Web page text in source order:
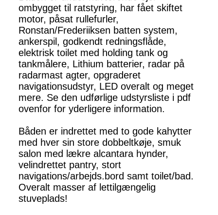
ombygget til ratstyring, har fået skiftet
motor, påsat rullefurler,
Ronstan/Frederiiksen batten system,
ankerspil, godkendt redningsflåde,
elektrisk toilet med holding tank og
tankmålere, Lithium batterier, radar på
radarmast agter, opgraderet
navigationsudstyr, LED overalt og meget
mere. Se den udførlige udstyrsliste i pdf
ovenfor for yderligere information.
Båden er indrettet med to gode kahytter
med hver sin store dobbeltkøje, smuk
salon med lækre alcantara hynder,
velindrettet pantry, stort
navigations/arbejds.bord samt toilet/bad.
Overalt masser af lettilgængelig
stuveplads!